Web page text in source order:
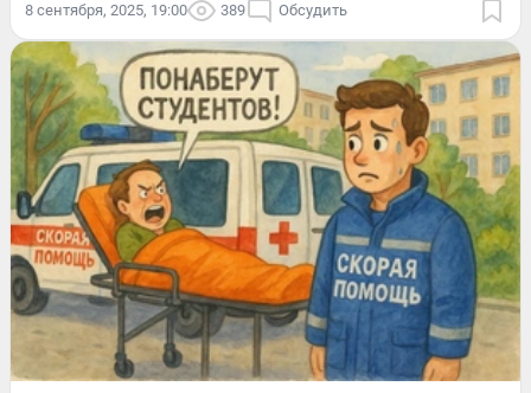
8 сентября, 2025, 19:00 389 Обсудить